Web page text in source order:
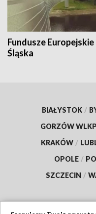
Fundusze
Śląska
BIAŁYSTOK /
GORZÓW
KRAKÓW /
OPOLE /
SZCZECIN /